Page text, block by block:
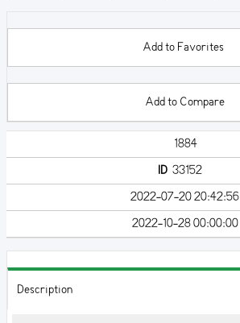
Add to Favorites
Add to Compare
1884
ID 33152
2022-07-20 20:42:56
2022-10-28 00:00:00
Description